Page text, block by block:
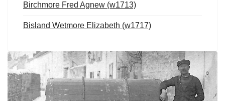
Birchmore Fred Agnew (w1713)
Bisland Wetmore Elizabeth (w1717)